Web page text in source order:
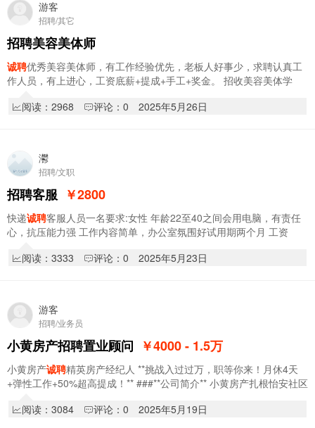
游客
招聘/其它
招聘美容美体师
诚聘优秀美容美体师，有工作经验优先，老板人好事少，求聘认真工
作人员，有上进心，工资底薪+提成+手工+奖金。 招收美容美体学
阅读：2968
评论：0 2025年5月26日
灪
招聘/文职
招聘客服 ￥2800
快递诚聘客服人员一名要求:女性 年龄22至40之间会用电脑，有责任
心，抗压能力强 工作内容简单，办公室氛围好试用期两个月 工资
阅读：3333
评论：0 2025年5月23日
游客
招聘/业务员
小黄房产招聘置业顾问 ￥4000 - 1.5万
小黄房产诚聘精英房产经纪人 **挑战入过过万，职等你来！月休4天
+弹性工作+50%超高提成！** ###**公司简介** 小黄房产扎根怡安社区
阅读：3084
评论：0 2025年5月19日